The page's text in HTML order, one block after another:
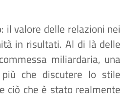
il valore delle relazioni nei
in risultati. Al di là delle
miliardaria, una
che discutere lo stile
ciò che è stato realmente